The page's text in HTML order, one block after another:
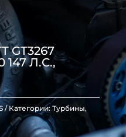
GT3267
147 Л.С.,
Категории: Турбины,